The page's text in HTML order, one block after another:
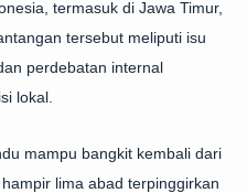
termasuk di Jawa Timur,
tersebut meliputi isu
perdebatan internal
lokal.
mampu bangkit kembali dari
lima abad terpinggirkan